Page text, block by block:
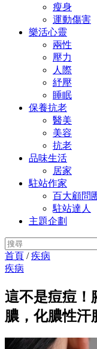
瘦身
運動傷害
樂活心靈
兩性
壓力
人際
紓壓
睡眠
保養抗老
醫美
美容
抗老
品味生活
居家
駐站作家
百大顧問
駐站達人
主題企劃
首頁 /疾病
疾病
這不是痘痘！
膿，化膿性汗